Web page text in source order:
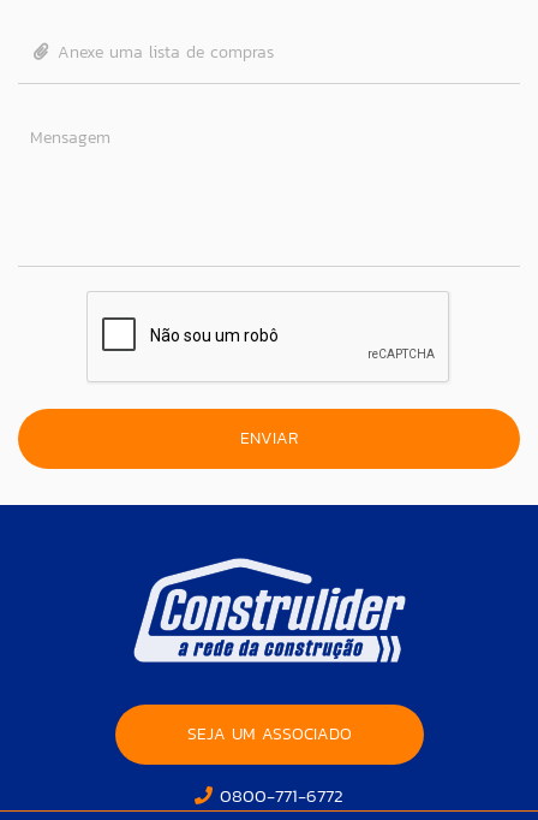
Anexe uma lista de compras
Mensagem
SEJA UM ASSOCIADO
0800-771-6772